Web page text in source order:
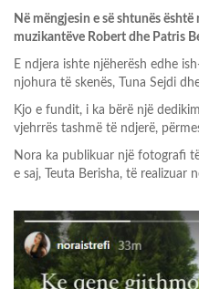
Në mëngjesin e së shtunës
muzikantëve Robert dhe Patris
E ndjera ishte njëherësh edhe
njohura të skenës, Tuna Sejdi
Kjo e fundit, i ka bërë një
vjehrrës tashmë të ndjerë,
Nora ka publikuar një fotografi
e saj, Teuta Berisha, të realizuar